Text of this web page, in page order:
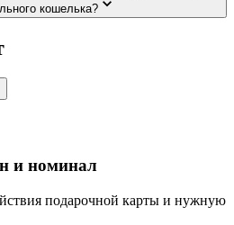
кошелька?
и номинал
подарочной карты и нужную